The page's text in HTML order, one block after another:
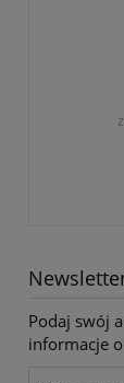
Podaj swój
informacje